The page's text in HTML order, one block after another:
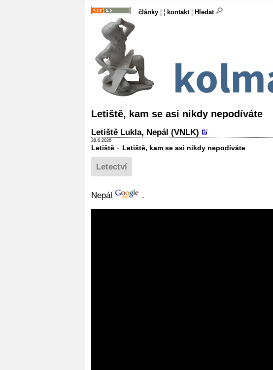
články ¦ ¦ kontakt¦ Hledat
Letiště, kam se asi nikdy nepodíváte
Letiště Lukla, Nepál (VNLK)
28.6.2026
Letiště - Letiště, kam se asi nikdy nepodíváte
Letectví
Nepál .